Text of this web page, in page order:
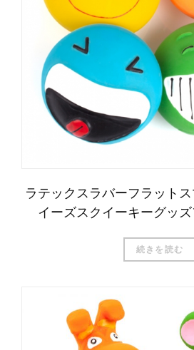
ラテックスラバーフラット
イーズスクイーキーグッ
続きを読む